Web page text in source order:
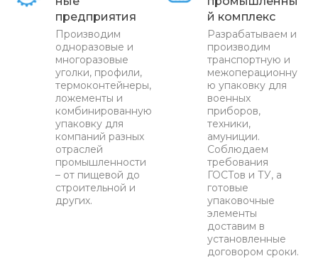
предприятия
Производим
одноразовые и
многоразовые
уголки, профили,
термоконтейнеры,
ложементы и
комбинированную
упаковку для
компаний разных
отраслей
промышленности
– от пищевой до
строительной и
других.
й комплекс
Разрабатываем и
производим
транспортную и
межоперационну
ю упаковку для
военных
приборов,
техники,
амуниции.
Соблюдаем
требования
ГОСТов и ТУ, а
готовые
упаковочные
элементы
доставим в
установленные
договором сроки.